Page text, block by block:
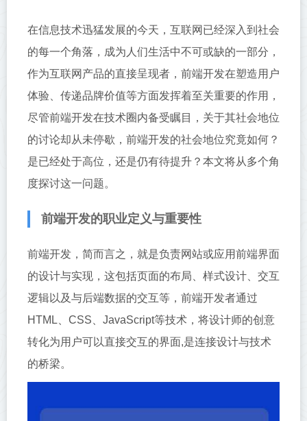
在信息技术迅猛发展的今天，互联网已经深入到社会
的每一个角落，成为人们生活中不可或缺的一部分，
作为互联网产品的直接呈现者，前端开发在塑造用户
体验、传递品牌价值等方面发挥着至关重要的作用，
尽管前端开发在技术圈内备受瞩目，关于其社会地位
的讨论却从未停歇，前端开发的社会地位究竟如何？
是已经处于高位，还是仍有待提升？本文将从多个角
度探讨这一问题。
前端开发的职业定义与重要性
前端开发，简而言之，就是负责网站或应用前端界面
的设计与实现，这包括页面的布局、样式设计、交互
逻辑以及与后端数据的交互等，前端开发者通过
HTML、CSS、JavaScript等技术，将设计师的创意
转化为用户可以直接交互的界面,是连接设计与技术
的桥梁。